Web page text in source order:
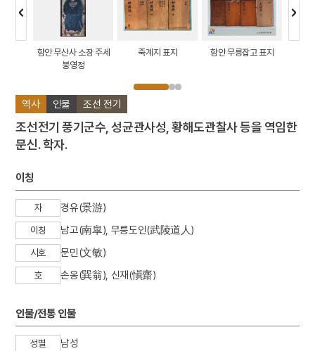
역사 인물 조선 전기
조선전기 풍기군수, 성균관사성, 황해도관찰사 등을 역임한
문신. 학자.
이칭
자 경유(景游)
이칭 남고(南皐), 무릉도인(武陵道人)
시호 문민(文敏)
호 손옹(巽翁), 신재(愼齋)
인물/전통 인물
성별 남성
함안 무산사 소장 주세
붕영정
죽계지 표지 함안 무릉잡고 표지